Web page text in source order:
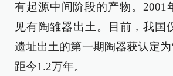
有起源中间阶段的产物。2001
见有陶雏器出土。目前，我国
遗址出土的第一期陶器获认定
距今1.2万年。